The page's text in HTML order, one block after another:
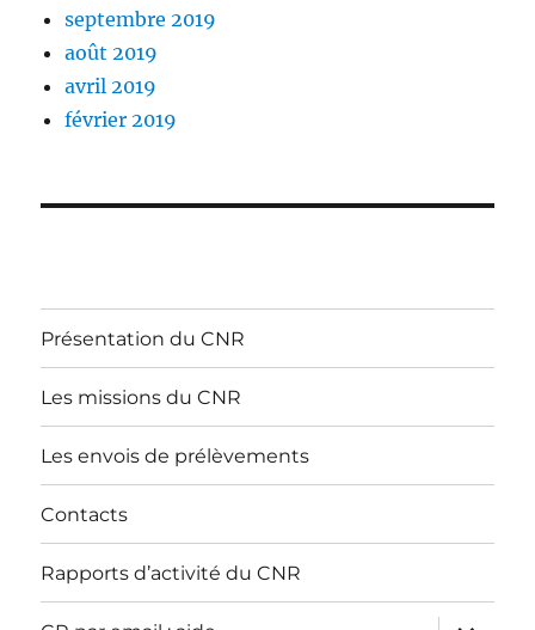
septembre 2019
août 2019
avril 2019
février 2019
Présentation du CNR
Les missions du CNR
Les envois de prélèvements
Contacts
Rapports d’activité du CNR
ouvrir